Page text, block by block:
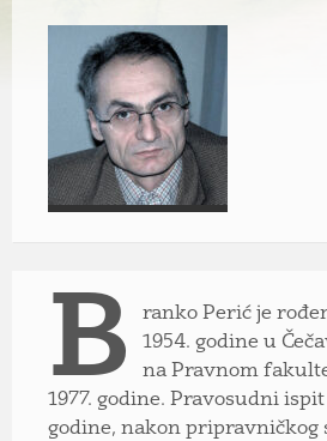
B
ranko Perić je
1954. godine u
na Pravnom
1977. godine. Pravosudni ispit
godine, nakon pripravničkog